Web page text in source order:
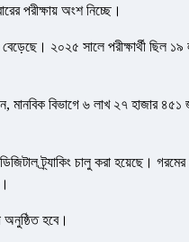
পরীক্ষায় অংশ নিচ্ছে।
বেড়েছে। ২০২৫ সালে পরীক্ষার্থী
মানবিক বিভাগে ৬ লাখ ২৭ হাজার
ট্র্যাকিং চালু করা হয়েছে।
হবে।